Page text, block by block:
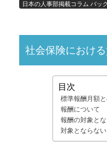
日本の人事部掲載コラム バッ
社会保険におけ
目次
標準報酬月額
報酬について
報酬の対象と
対象とならな